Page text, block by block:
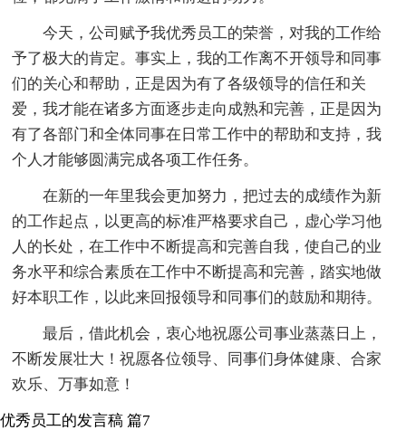
今天，公司赋予我优秀员工的荣誉，对我的工作给
予了极大的肯定。事实上，我的工作离不开领导和同事
们的关心和帮助，正是因为有了各级领导的信任和关
爱，我才能在诸多方面逐步走向成熟和完善，正是因为
有了各部门和全体同事在日常工作中的帮助和支持，我
个人才能够圆满完成各项工作任务。
在新的一年里我会更加努力，把过去的成绩作为新
的工作起点，以更高的标准严格要求自己，虚心学习他
人的长处，在工作中不断提高和完善自我，使自己的业
务水平和综合素质在工作中不断提高和完善，踏实地做
好本职工作，以此来回报领导和同事们的鼓励和期待。
最后，借此机会，衷心地祝愿公司事业蒸蒸日上，
不断发展壮大！祝愿各位领导、同事们身体健康、合家
欢乐、万事如意！
优秀员工的发言稿 篇7